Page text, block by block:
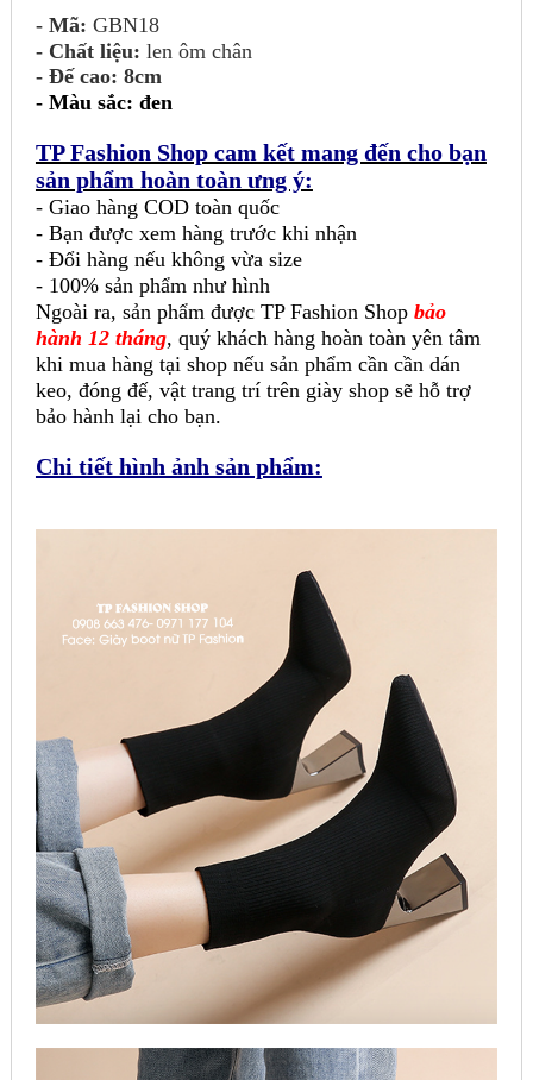
- Mã: GBN18
- Chất liệu: len ôm chân
- Đế cao: 8cm
- Màu sắc: đen
TP Fashion Shop cam kết mang đến cho bạn
sản phẩm hoàn toàn ưng ý:
- Giao hàng COD toàn quốc
- Bạn được xem hàng trước khi nhận
- Đổi hàng nếu không vừa size
- 100% sản phẩm như hình
Ngoài ra, sản phẩm được TP Fashion Shop bảo
hành 12 tháng, quý khách hàng hoàn toàn yên tâm
khi mua hàng tại shop nếu sản phẩm cần cần dán
keo, đóng đế, vật trang trí trên giày shop sẽ hỗ trợ
bảo hành lại cho bạn.
Chi tiết hình ảnh sản phẩm: